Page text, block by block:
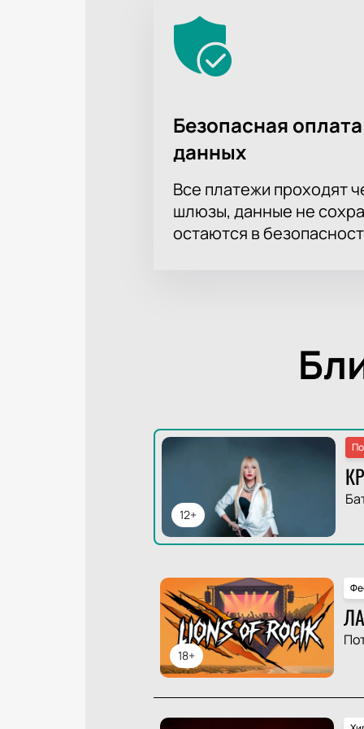
Безопасная
данных
Все платежи проходят
шлюзы, данные не
остаются в
12+
18+